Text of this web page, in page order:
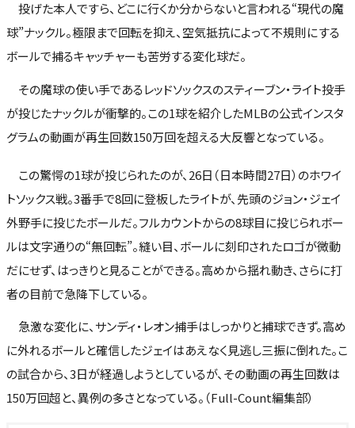
投げた本人ですら、どこに行くか分からないと言われる“現代の魔
球”ナックル。極限まで回転を抑え、空気抵抗によって不規則にする
ボールで捕るキャッチャーも苦労する変化球だ。
その魔球の使い手であるレッドソックスのスティーブン・ライト投手
が投じたナックルが衝撃的。この1球を紹介したMLBの公式インスタ
グラムの動画が再生回数150万回を超える大反響となっている。
この驚愕の1球が投じられたのが、26日（日本時間27日）のホワイ
トソックス戦。3番手で8回に登板したライトが、先頭のジョン・ジェイ
外野手に投じたボールだ。フルカウントからの8球目に投じられボー
ルは文字通りの“無回転”。縫い目、ボールに刻印されたロゴが微動
だにせず、はっきりと見ることができる。高めから揺れ動き、さらに打
者の目前で急降下している。
急激な変化に、サンディ・レオン捕手はしっかりと捕球できず。高め
に外れるボールと確信したジェイはあえなく見逃し三振に倒れた。こ
の試合から、3日が経過しようとしているが、その動画の再生回数は
150万回超と、異例の多さとなっている。（Full-Count編集部）